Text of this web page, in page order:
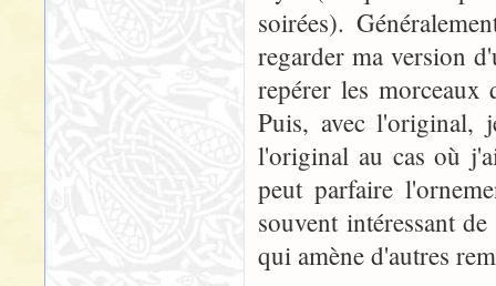
soirées).
regarder ma version
repérer les morceaux
Puis, avec l'original,
l'original au cas où
peut parfaire
souvent intéressant
qui amène d'autres